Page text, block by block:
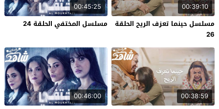
00:39:10
مسلسل حينما تعزف الريح الحلقة
26
00:45:25
مسلسل المختفي الحلقة 24
00:38:59
00:46:00